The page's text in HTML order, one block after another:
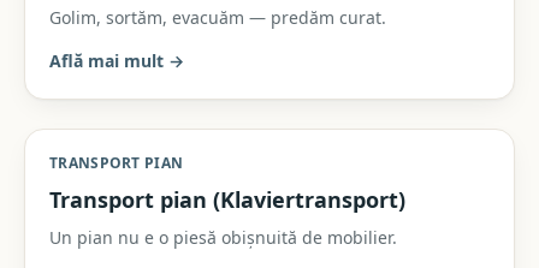
Golim, sortăm, evacuăm — predăm curat.
Află mai mult →
TRANSPORT PIAN
Transport pian (Klaviertransport)
Un pian nu e o piesă obișnuită de mobilier.